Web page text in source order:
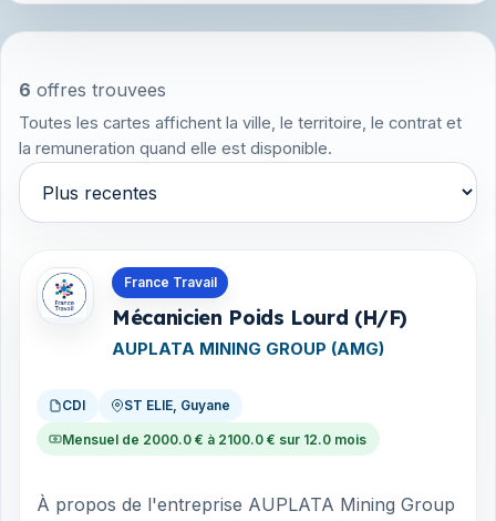
6 offres trouvees
Toutes les cartes affichent la ville, le territoire, le contrat et
la remuneration quand elle est disponible.
Trier par
France Travail
Mécanicien Poids Lourd (H/F)
AUPLATA MINING GROUP (AMG)
CDI ST ELIE, Guyane
Mensuel de 2000.0 € à 2100.0 € sur 12.0 mois
À propos de l'entreprise AUPLATA Mining Group
Offres en Guyane